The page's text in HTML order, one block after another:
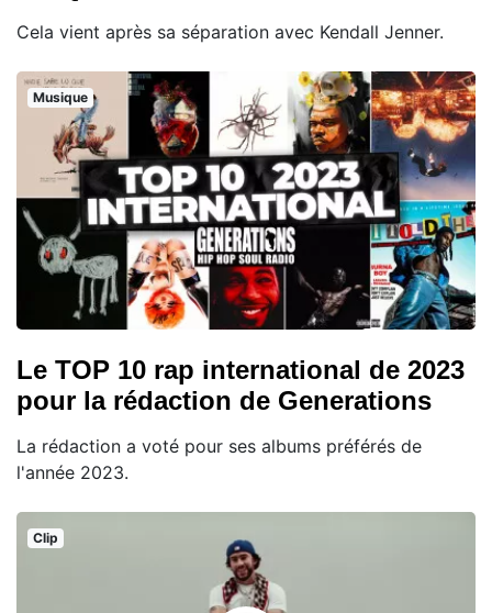
Cela vient après sa séparation avec Kendall Jenner.
Musique
Le TOP 10 rap international de 2023
pour la rédaction de Generations
La rédaction a voté pour ses albums préférés de
l'année 2023.
Clip